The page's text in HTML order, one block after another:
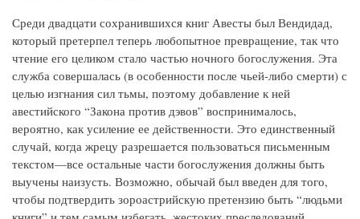
Среди двадцати сохранившихся книг Авесты был Вендидад,
который претерпел теперь любопытное превращение, так что
чтение его целиком стало частью ночного богослужения. Эта
служба совершалась (в особенности после чьей-либо смерти) с
целью изгнания сил тьмы, поэтому добавление к ней
авестийского “Закона против дэвов” воспринималось,
вероятно, как усиление ее действенности. Это единственный
случай, когда жрецу разрешается пользоваться письменным
текстом—все остальные части богослужения должны быть
выучены наизусть. Возможно, обычай был введен для того,
чтобы подтвердить зороастрийскую претензию быть “людьми